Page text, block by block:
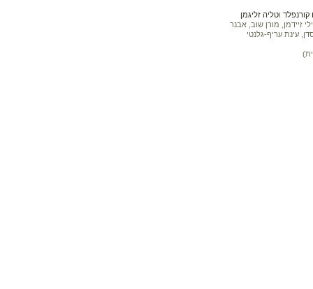
וטליה זליגמן
זיידמן, מורן שוב, אבנר
עינת עריף-גלנטי